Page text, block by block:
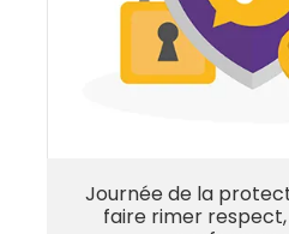
Journée de la
faire rimer